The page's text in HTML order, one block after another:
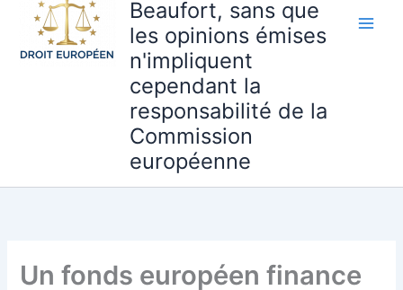
Beaufort, sans que
les opinions émises
n'impliquent
cependant la
responsabilité de la
Commission
européenne
Un fonds européen finance